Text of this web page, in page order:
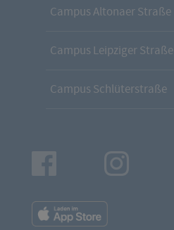
Campus Altonaer Straße
Campus Leipziger Straße
Campus Schlüterstraße
Instagram